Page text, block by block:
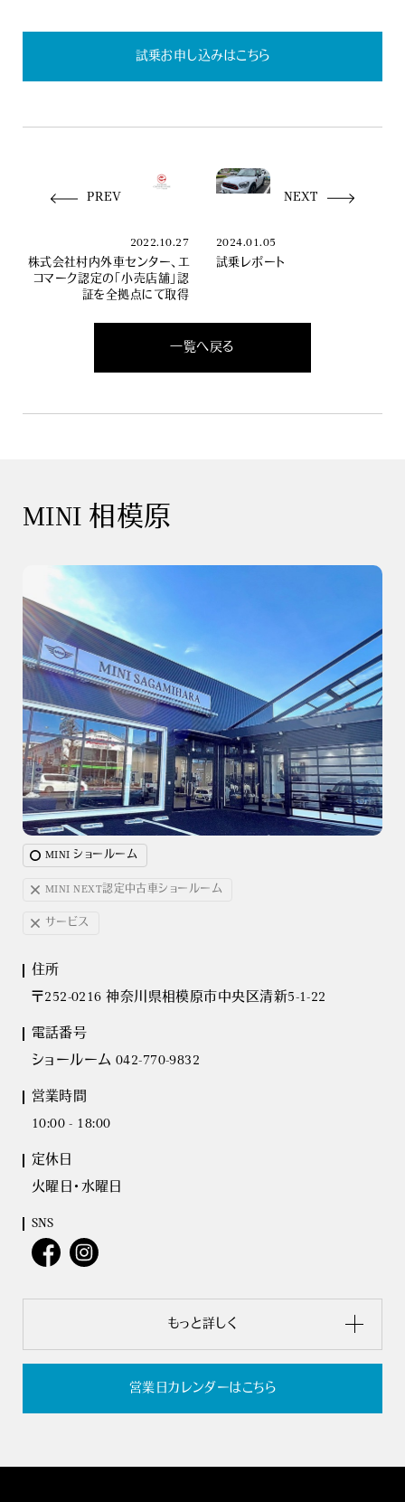
試乗お申し込みはこちら
PREV
2022.10.27
株式会社村内外車センター、エ
コマーク認定の「小売店舗」認
証を全拠点にて取得
NEXT
2024.01.05
試乗レポート
一覧へ戻る
MINI 相模原
MINI ショールーム
MINI NEXT認定中古車ショールーム
サービス
住所
〒252-0216 神奈川県相模原市中央区清新5-1-22
電話番号
ショールーム 042-770-9832
営業時間
10:00 - 18:00
定休日
火曜日・水曜日
SNS
もっと詳しく
営業日カレンダーはこちら